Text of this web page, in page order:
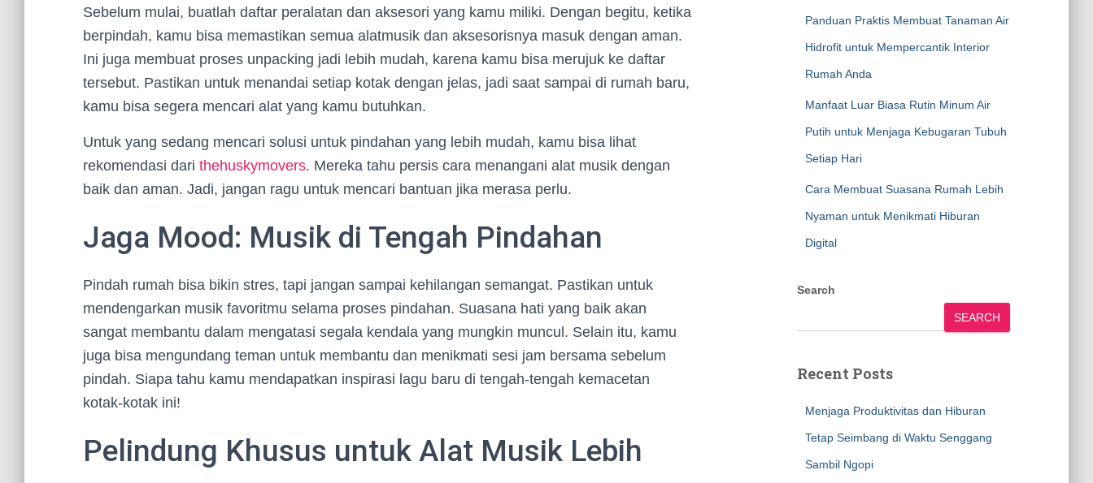
Sebelum mulai, buatlah daftar peralatan dan aksesori yang kamu miliki. Dengan begitu, ketika
berpindah, kamu bisa memastikan semua alatmusik dan aksesorisnya masuk dengan aman.
Ini juga membuat proses unpacking jadi lebih mudah, karena kamu bisa merujuk ke daftar
tersebut. Pastikan untuk menandai setiap kotak dengan jelas, jadi saat sampai di rumah baru,
kamu bisa segera mencari alat yang kamu butuhkan.
Untuk yang sedang mencari solusi untuk pindahan yang lebih mudah, kamu bisa lihat
rekomendasi dari thehuskymovers. Mereka tahu persis cara menangani alat musik dengan
baik dan aman. Jadi, jangan ragu untuk mencari bantuan jika merasa perlu.
Jaga Mood: Musik di Tengah Pindahan
Pindah rumah bisa bikin stres, tapi jangan sampai kehilangan semangat. Pastikan untuk
mendengarkan musik favoritmu selama proses pindahan. Suasana hati yang baik akan
sangat membantu dalam mengatasi segala kendala yang mungkin muncul. Selain itu, kamu
juga bisa mengundang teman untuk membantu dan menikmati sesi jam bersama sebelum
pindah. Siapa tahu kamu mendapatkan inspirasi lagu baru di tengah-tengah kemacetan
kotak-kotak ini!
Pelindung Khusus untuk Alat Musik Lebih
Panduan Praktis Membuat Tanaman Air
Hidrofit untuk Mempercantik Interior
Rumah Anda
Manfaat Luar Biasa Rutin Minum Air
Putih untuk Menjaga Kebugaran Tubuh
Setiap Hari
Cara Membuat Suasana Rumah Lebih
Nyaman untuk Menikmati Hiburan
Digital
Search
SEARCH
Recent Posts
Menjaga Produktivitas dan Hiburan
Tetap Seimbang di Waktu Senggang
Sambil Ngopi